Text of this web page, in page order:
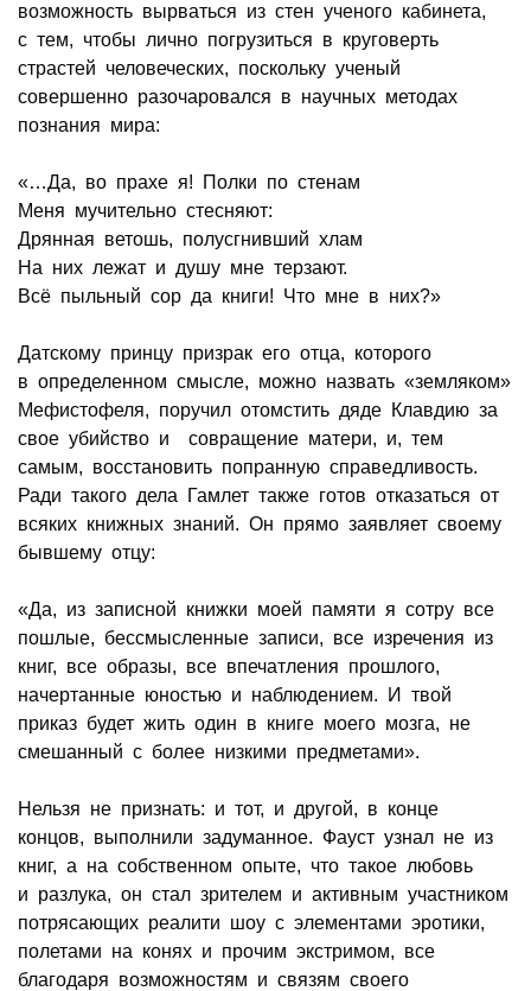
возможность вырваться из стен ученого кабинета,
с тем, чтобы лично погрузиться в круговерть
страстей человеческих, поскольку ученый
совершенно разочаровался в научных методах
познания мира:
«…Да, во прахе я! Полки по стенам
Меня мучительно стесняют:
Дрянная ветошь, полусгнивший хлам
На них лежат и душу мне терзают.
Всё пыльный сор да книги! Что мне в них?»
Датскому принцу призрак его отца, которого
в определенном смысле, можно назвать «земляком»
Мефистофеля, поручил отомстить дяде Клавдию за
свое убийство и совращение матери, и, тем
самым, восстановить попранную справедливость.
Ради такого дела Гамлет также готов отказаться от
всяких книжных знаний. Он прямо заявляет своему
бывшему отцу:
«Да, из записной книжки моей памяти я сотру все
пошлые, бессмысленные записи, все изречения из
книг, все образы, все впечатления прошлого,
начертанные юностью и наблюдением. И твой
приказ будет жить один в книге моего мозга, не
смешанный с более низкими предметами».
Нельзя не признать: и тот, и другой, в конце
концов, выполнили задуманное. Фауст узнал не из
книг, а на собственном опыте, что такое любовь
и разлука, он стал зрителем и активным участником
потрясающих реалити шоу с элементами эротики,
полетами на конях и прочим экстримом, все
благодаря возможностям и связям своего